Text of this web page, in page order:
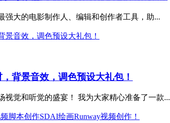
强大的电影制作人、编辑和创作者工具，助...
背景音效，调色预设大礼包！
视觉和听觉的盛宴！ 我为大家精心准备了一款...